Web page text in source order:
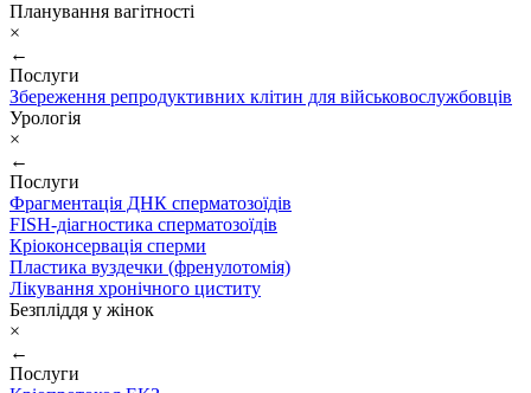
Планування вагітності
×
←
Послуги
Збереження репродуктивних клітин для військовослужбовців
Урологія
×
←
Послуги
Фрагментація ДНК сперматозоїдів
FISH-діагностика сперматозоїдів
Кріоконсервація сперми
Пластика вуздечки (френулотомія)
Лікування хронічного циститу
Безпліддя у жінок
×
←
Послуги